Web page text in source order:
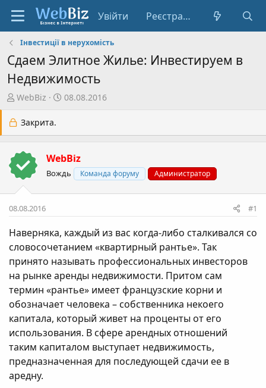
Увійти Реєстрація
Інвестиції в нерухомість
Сдаем Элитное Жилье: Инвестируем в
Недвижимость
А
т
о
е
и
WebBiz
Д
а
т
в
р
н
я
08.08.2016
Закрита.
WebBiz
Вождь Команда форуму Администратор
08.08.2016 #1
Наверняка, каждый из вас когда-либо сталкивался со
словосочетанием «квартирный рантье». Так
принято называть профессиональных инвесторов
на рынке аренды недвижимости. Притом сам
термин «рантье» имеет французские корни и
обозначает человека – собственника некоего
капитала, который живет на проценты от его
использования. В сфере арендных отношений
таким капиталом выступает недвижимость,
предназначенная для последующей сдачи ее в
аредну.